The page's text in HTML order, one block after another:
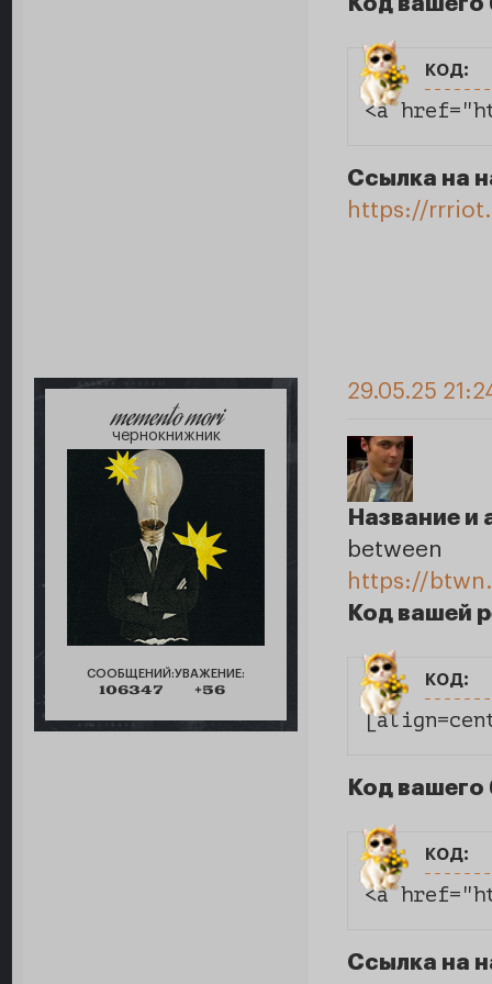
код:
<a
Ссылка на
https://
memento mori
чернокнижник
СООБЩЕНИЙ:
106347
УВАЖЕНИЕ:
+56
29.05.25
Название
between
https://
Код вашей
код:
Код вашего
код:
<a
Ссылка на